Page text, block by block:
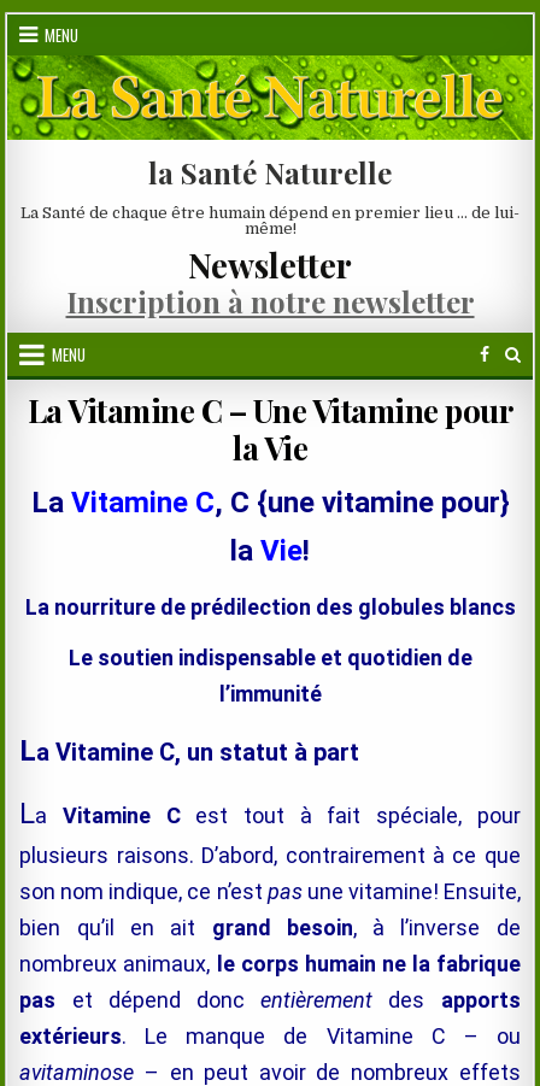
Skip
content
MENU
la Santé Naturelle
La Santé de chaque être humain dépend en premier lieu … de lui-
même!
Newsletter
Inscription à notre newsletter
MENU
La Vitamine C – Une Vitamine pour
la Vie
La Vitamine C, C {une vitamine pour}
la Vie!
La nourriture de prédilection des globules blancs
Le soutien indispensable et quotidien de
l’immunité
La Vitamine C, un statut à part
LaVitamine Cest tout à fait spéciale, pour
plusieurs raisons. D’abord, contrairement à ce que
son nom indique, ce n’est pas une vitamine! Ensuite,
bien qu’il en ait grand besoin, à l’inverse de
nombreux animaux, le corps humain ne la fabrique
pas et dépend doncentièrement des apports
extérieurs. Le manque de Vitamine C – ou
avitaminose – en peut avoir de nombreux effets